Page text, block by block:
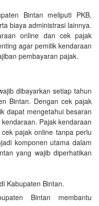
Bintan meliputi PKB,
biaya administrasi lainnya.
online dan cek pajak
agar pemilik kendaraan
pembayaran pajak.
dibayarkan setiap tahun
Bintan. Dengan cek pajak
dapat mengetahui besaran
Pajak kendaraan
pajak online tanpa perlu
komponen utama dalam
yang wajib diperhatikan
Kabupaten Bintan.
Bintan membantu